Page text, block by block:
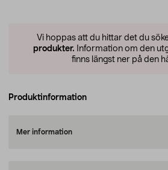
Vi hoppas att du hittar det du
produkter. Information om den
finns längst ner på den
Produktinformation
Mer information